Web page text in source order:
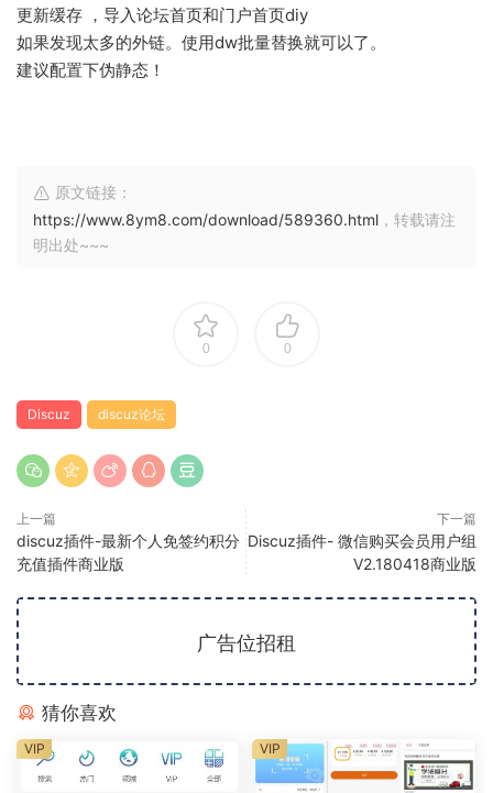
更新缓存 ，导入论坛首页和门户首页diy
如果发现太多的外链。使用dw批量替换就可以了。
建议配置下伪静态！
原文链接：
https://www.8ym8.com/download/589360.html ，转载请注
明出处~~~
0 0
Discuz discuz论坛
上一篇
discuz插件-最新个人免签约积分
充值插件商业版
下一篇
Discuz插件- 微信购买会员用户组
V2.180418商业版
广告位招租
猜你喜欢
VIP VIP